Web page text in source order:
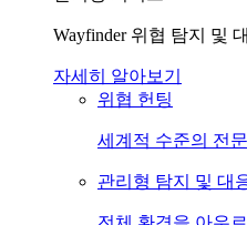
Wayfinder 위협 탐지 및
자세히 알아보기
위협 헌팅
세계적 수준의 전
관리형 탐지 및 대